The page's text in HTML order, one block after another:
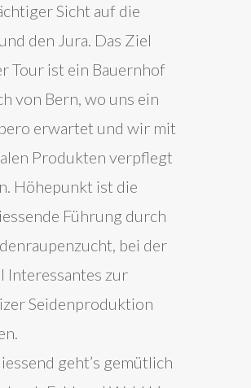
Sicht auf die
den Jura. Das Ziel
Tour ist ein Bauernhof
von Bern, wo uns ein
erwartet und wir mit
Produkten verpflegt
Höhepunkt ist die
Führung durch
bei der
Interessantes zur
Seidenproduktion
geht’s gemütlich